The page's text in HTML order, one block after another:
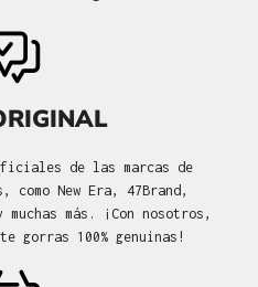
de las marcas de
como New Era, 47Brand,
más. ¡Con nosotros,
gorras 100% genuinas!